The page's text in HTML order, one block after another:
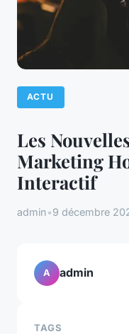
ACTU
Les
Marketing
Interactif
admin•9 décembre
A admin
TAGS